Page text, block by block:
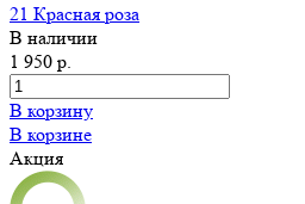
21 Красная роза
В наличии
1 950 р.
В корзину
В корзине
Акция